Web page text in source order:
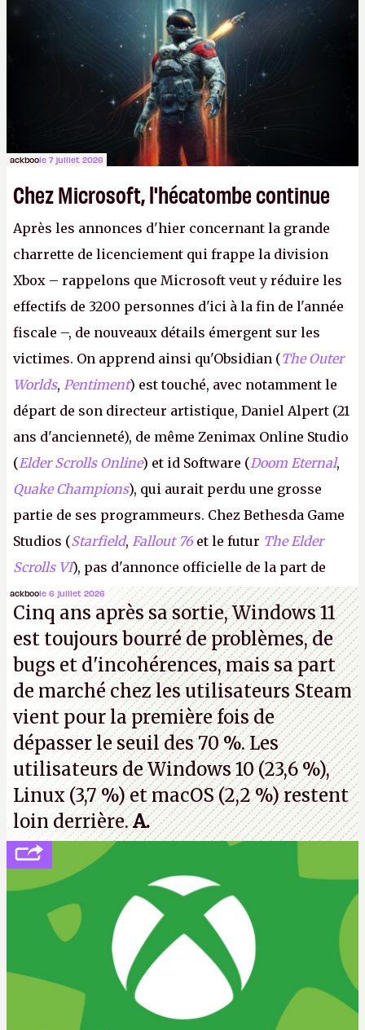
Lapins Crétins) et l'Obsidian d'aujourd'hui n'est plus
le même studio qu'il y a 15 ans. Mais bon, OK, on
peut commencer à fantasmer.A.
ackboole 7 juillet 2026
Chez Microsoft, l'hécatombe continue
Après les annonces d'hier concernant la grande
charrette de licenciement qui frappe la division
Xbox – rappelons que Microsoft veut y réduire les
effectifs de 3200 personnes d'ici à la fin de l'année
fiscale –, de nouveaux détails émergent sur les
victimes. On apprend ainsi qu'Obsidian (The Outer
Worlds, Pentiment) est touché, avec notamment le
départ de son directeur artistique, Daniel Alpert (21
ans d'ancienneté), de même Zenimax Online Studio
(Elder Scrolls Online) et id Software (Doom Eternal,
Quake Champions), qui aurait perdu une grosse
partie de ses programmeurs. Chez Bethesda Game
Studios (Starfield, Fallout 76 et le futur The Elder
Scrolls VI), pas d'annonce officielle de la part de
Microsoft, mais le syndicat des employés confirme
de nombreux licenciements.A.
ackboole 6 juillet 2026
Cinq ans après sa sortie, Windows 11
est toujours bourré de problèmes, de
bugs et d'incohérences, mais sa part
de marché chez les utilisateurs Steam
vient pour la première fois de
dépasser le seuil des 70 %. Les
utilisateurs de Windows 10 (23,6 %),
Linux (3,7 %) et macOS (2,2 %) restent
loin derrière.A.